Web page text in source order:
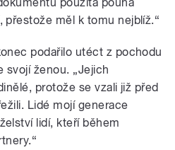
přestože měl k tomu nejblíž.“
podařilo utéct z pochodu
svojí ženou. „Jejich
protože se vzali již před
Lidé mojí generace
lidí, kteří během
“